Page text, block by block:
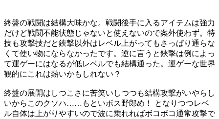
終盤の戦闘は結構大味かな。戦闘後手に入るアイテムは強力
だけど戦闘不能状態じゃないと使えないので案外使わず。特
技も攻撃技だと鋏撃以外はレベル上がってもさっぱり通らな
くて使い物にならなかったです。逆に言うと鋏撃は例によっ
て運ゲーにはなるが低レベルでも結構通った。運ゲーな世界
観的にこれは熱いかもしれない？
終盤の展開はしつこさに苦笑いしつつも結構攻撃がいやらし
いからこのクソハ……もといボス野郎め！ となりつつレベ
ル自体は上がりやすいので波に乗れればボコボコ通常攻撃で